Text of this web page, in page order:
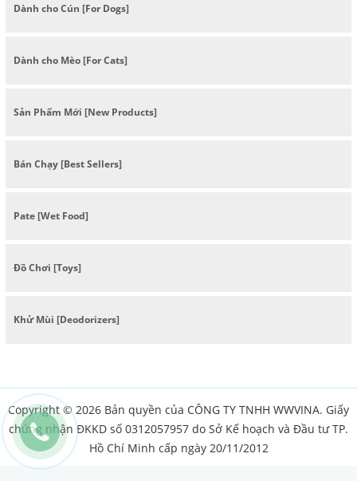
Dành cho Cún [For Dogs]
Dành cho Mèo [For Cats]
Sản Phẩm Mới [New Products]
Bán Chạy [Best Sellers]
Pate [Wet Food]
Đồ Chơi [Toys]
Khử Mùi [Deodorizers]
Copyright © 2026 Bản quyền của CÔNG TY TNHH WWVINA. Giấy
chứng nhận ĐKKD số 0312057957 do Sở Kế hoạch và Đầu tư TP.
Hồ Chí Minh cấp ngày 20/11/2012